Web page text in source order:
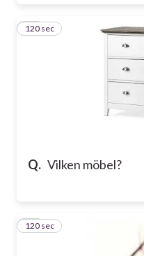
Q. Vilken möbel?
21
120 sec
22
120 sec